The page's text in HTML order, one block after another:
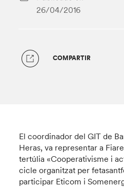
26/04/2016
COMPARTIR
El coordinador del GIT de
Heras, va representar a
tertúlia «Cooperativisme i
cicle organitzat per
participar Eticom i